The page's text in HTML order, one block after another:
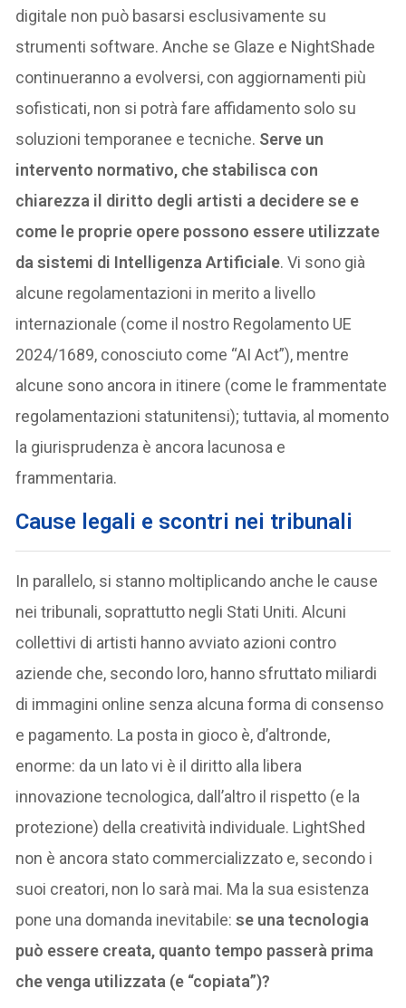
digitale non può basarsi esclusivamente su
strumenti software. Anche se Glaze e NightShade
continueranno a evolversi, con aggiornamenti più
sofisticati, non si potrà fare affidamento solo su
soluzioni temporanee e tecniche. Serve un
intervento normativo, che stabilisca con
chiarezza il diritto degli artisti a decidere se e
come le proprie opere possono essere utilizzate
da sistemi di Intelligenza Artificiale. Vi sono già
alcune regolamentazioni in merito a livello
internazionale (come il nostro Regolamento UE
2024/1689, conosciuto come “AI Act”), mentre
alcune sono ancora in itinere (come le frammentate
regolamentazioni statunitensi); tuttavia, al momento
la giurisprudenza è ancora lacunosa e
frammentaria.
Cause legali e scontri nei tribunali
In parallelo, si stanno moltiplicando anche le cause
nei tribunali, soprattutto negli Stati Uniti. Alcuni
collettivi di artisti hanno avviato azioni contro
aziende che, secondo loro, hanno sfruttato miliardi
di immagini online senza alcuna forma di consenso
e pagamento. La posta in gioco è, d’altronde,
enorme: da un lato vi è il diritto alla libera
innovazione tecnologica, dall’altro il rispetto (e la
protezione) della creatività individuale. LightShed
non è ancora stato commercializzato e, secondo i
suoi creatori, non lo sarà mai. Ma la sua esistenza
pone una domanda inevitabile:se una tecnologia
può essere creata, quanto tempo passerà prima
che venga utilizzata (e “copiata”)?